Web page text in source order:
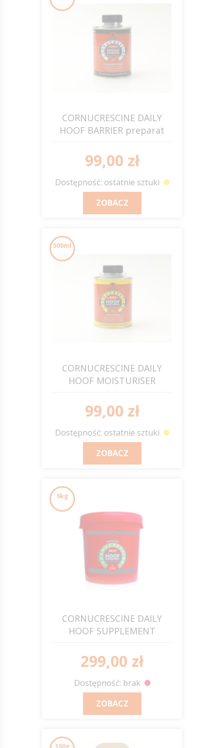
CORNUCRESCINE DAILY
HOOF BARRIER preparat
pędzelkiem 500ml C&D&M
99,00 zł
Dostępność: ostatnie sztuki
ZOBACZ
500ml
CORNUCRESCINE DAILY
HOOF MOISTURISER
kopyt z pędzelkiem 500ml
C&D&M
99,00 zł
Dostępność: ostatnie sztuki
ZOBACZ
6kg
CORNUCRESCINE DAILY
HOOF SUPPLEMENT
C&D&M
299,00 zł
Dostępność: brak
ZOBACZ
100g